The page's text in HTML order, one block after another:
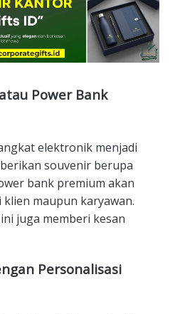
Power Bank
elektronik menjadi
souvenir berupa
bank premium akan
maupun karyawan.
juga memberi kesan
Personalisasi